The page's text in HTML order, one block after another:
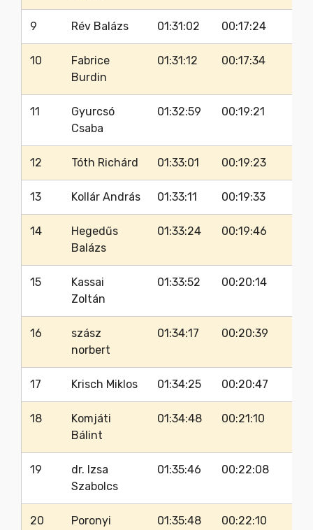
9 Rév Balázs 01:31:02 00:17:24
10
Fabrice
Burdin
01:31:12 00:17:34
11
Gyurcsó
Csaba
01:32:59 00:19:21
12 Tóth Richárd 01:33:01 00:19:23
13 Kollár András 01:33:11 00:19:33
14
Hegedűs
Balázs
01:33:24 00:19:46
15
Kassai
Zoltán
01:33:52 00:20:14
16
szász
norbert
01:34:17 00:20:39
17 Krisch Miklos 01:34:25 00:20:47
18
Komjáti
Bálint
01:34:48 00:21:10
19
dr. Izsa
Szabolcs
01:35:46 00:22:08
20
Poronyi
01:35:48 00:22:10